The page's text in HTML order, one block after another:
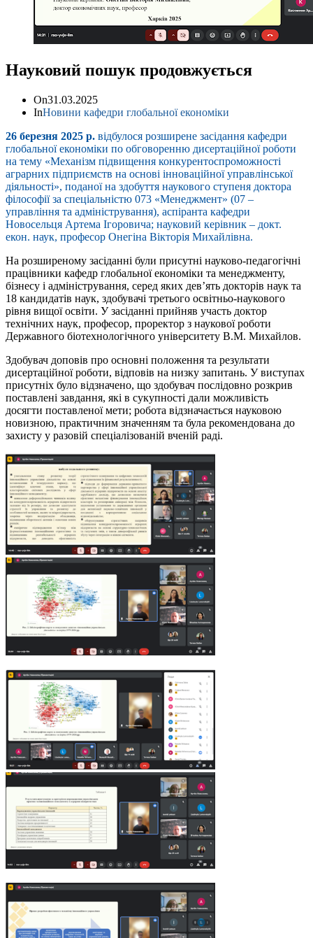
Науковий пошук продовжується
On31.03.2025
InНовини кафедри глобальної економіки
26 березня 2025 р. відбулося розширене засідання кафедри
глобальної економіки по обговоренню дисертаційної роботи
на тему «Механізм підвищення конкурентоспроможності
аграрних підприємств на основі інноваційної управлінської
діяльності», поданої на здобуття наукового ступеня доктора
філософії за спеціальністю 073 «Менеджмент» (07 –
управління та адміністрування), аспіранта кафедри
Новосельця Артема Ігоровича; науковий керівник – докт.
екон. наук, професор Онегіна Вікторія Михайлівна.
На розширеному засіданні були присутні науково-педагогічні
працівники кафедр глобальної економіки та менеджменту,
бізнесу і адміністрування, серед яких дев’ять докторів наук та
18 кандидатів наук, здобувачі третього освітньо-наукового
рівня вищої освіти. У засіданні прийняв участь доктор
технічних наук, професор, проректор з наукової роботи
Державного біотехнологічного університету В.М. Михайлов.
Здобувач доповів про основні положення та результати
дисертаційної роботи, відповів на низку запитань. У виступах
присутніх було відзначено, що здобувач послідовно розкрив
поставлені завдання, які в сукупності дали можливість
досягти поставленої мети; робота відзначається науковою
новизною, практичним значенням та була рекомендована до
захисту у разовій спеціалізованій вченій раді.